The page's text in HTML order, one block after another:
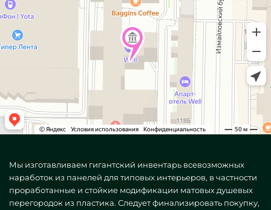
Мы изготавливаем гигантский инвентарь всевозможных
наработок из панелей для типовых интерьеров, в частности
проработанные и стойкие модификации матовых душевых
перегородок из пластика. Следует финализировать покупку,